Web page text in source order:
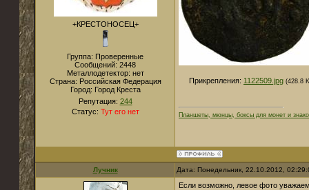
+КРЕСТОНОСЕЦ+
Группа: Проверенные
Сообщений: 2448
Металлодетектор: нет
Страна: Российская Федерация
Город: Город Креста
Репутация: 244
Статус: Тут его нет
Прикрепления: 1122509.jpg (428.8
Планшеты, мюнцы, боксы для монет и
Лучник Дата: Понедельник, 22.10.2012,
Если возможно, левое фото